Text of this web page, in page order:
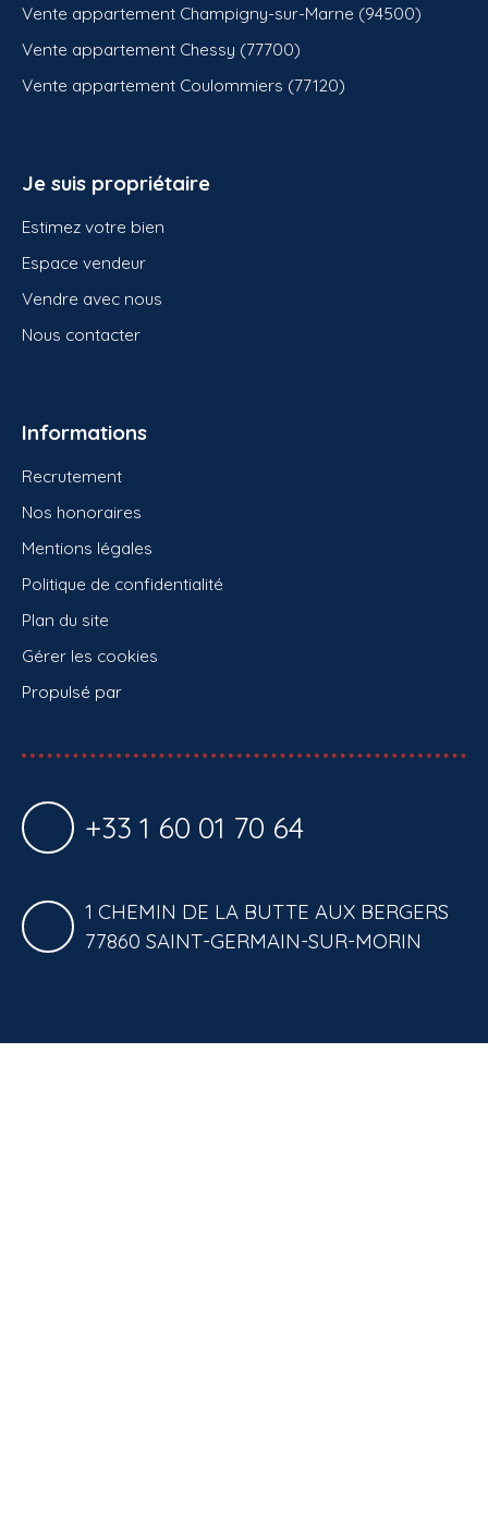
Vente appartement Champigny-sur-Marne (94500)
Vente appartement Chessy (77700)
Vente appartement Coulommiers (77120)
Je suis propriétaire
Estimez votre bien
Espace vendeur
Vendre avec nous
Nous contacter
Informations
Recrutement
Nos honoraires
Mentions légales
Politique de confidentialité
Plan du site
Gérer les cookies
Propulsé par
+33 1 60 01 70 64
1 CHEMIN DE LA BUTTE AUX BERGERS
77860 SAINT-GERMAIN-SUR-MORIN